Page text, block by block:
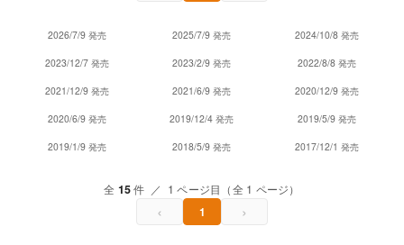
2026/7/9 発売 2025/7/9 発売 2024/10/8 発売
2023/12/7 発売 2023/2/9 発売 2022/8/8 発売
2021/12/9 発売 2021/6/9 発売 2020/12/9 発売
2020/6/9 発売 2019/12/4 発売 2019/5/9 発売
2019/1/9 発売 2018/5/9 発売 2017/12/1 発売
全 15件 ／ 1 ページ目（全 1 ページ）
‹ 1 ›